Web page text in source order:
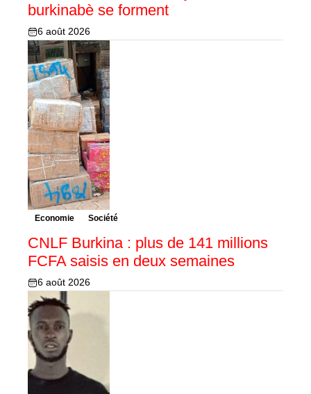
burkinabè se forment
6 août 2026
Economie Société
CNLF Burkina : plus de 141 millions
FCFA saisis en deux semaines
6 août 2026